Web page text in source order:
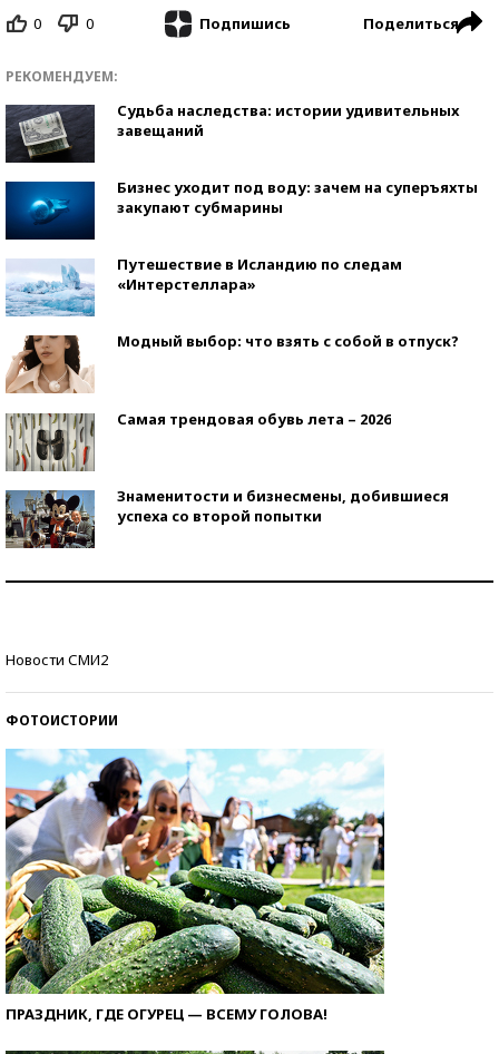
0 0 Подпишись Поделиться
РЕКОМЕНДУЕМ:
Судьба наследства: истории удивительных
завещаний
Бизнес уходит под воду: зачем на суперъяхты
закупают субмарины
Путешествие в Исландию по следам
«Интерстеллара»
Модный выбор: что взять с собой в отпуск?
Самая трендовая обувь лета – 2026
Знаменитости и бизнесмены, добившиеся
успеха со второй попытки
Новости СМИ2
ФОТОИСТОРИИ
ПРАЗДНИК, ГДЕ ОГУРЕЦ — ВСЕМУ ГОЛОВА!